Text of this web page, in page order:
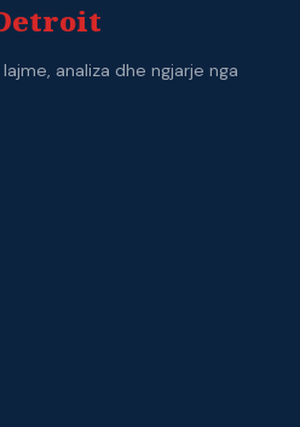
analiza dhe ngjarje nga